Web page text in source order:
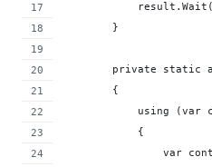
        }
private static
        {
using (var
            {
var